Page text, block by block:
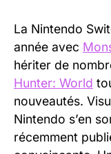
La Nintendo
année avec
hériter de
Hunter: World
nouveautés.
Nintendo s’en
récemment